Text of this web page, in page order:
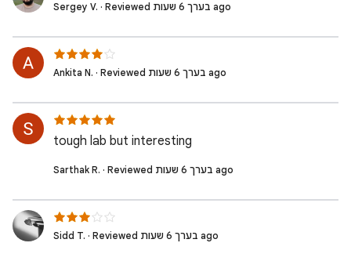
Sergey V. · Reviewed בערך 6 שעות ago
Ankita N. · Reviewed בערך 6 שעות ago
tough lab but interesting
Sarthak R. · Reviewed בערך 6 שעות ago
Sidd T. · Reviewed בערך 6 שעות ago